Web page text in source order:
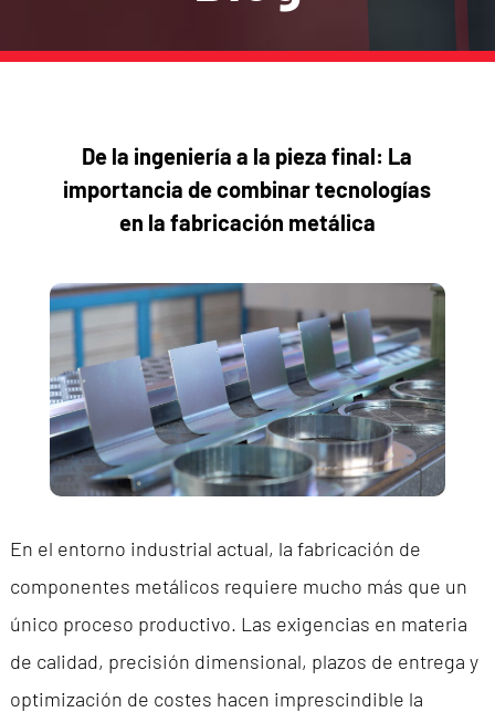
De la ingeniería a la pieza final: La
importancia de combinar tecnologías
en la fabricación metálica
En el entorno industrial actual, la fabricación de
componentes metálicos requiere mucho más que un
único proceso productivo. Las exigencias en materia
de calidad, precisión dimensional, plazos de entrega y
optimización de costes hacen imprescindible la